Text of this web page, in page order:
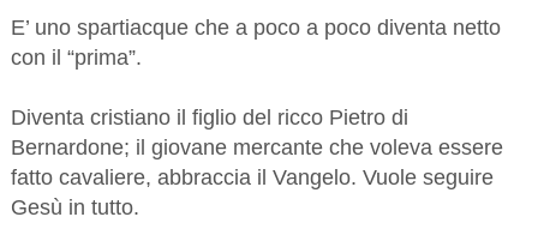
E’ uno spartiacque che a poco a poco diventa netto
con il “prima”.
Diventa cristiano il figlio del ricco Pietro di
Bernardone; il giovane mercante che voleva essere
fatto cavaliere, abbraccia il Vangelo. Vuole seguire
Gesù in tutto.